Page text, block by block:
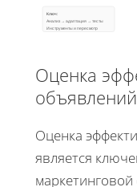
Ключ:
Анализ → адаптация → тесты
Инструменты и пересмотр
Оценка
объявлений
Оценка
является
маркетинговой